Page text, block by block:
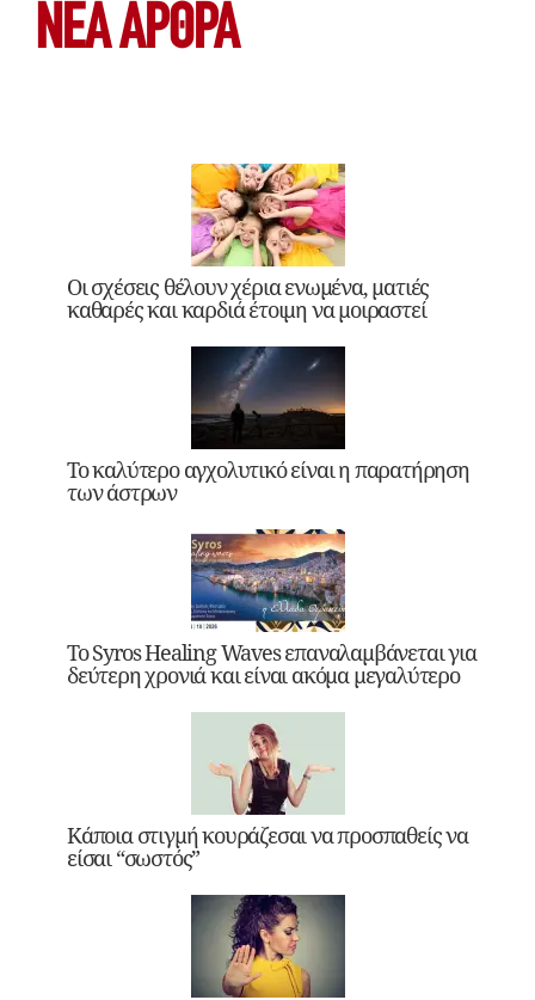
ΝΕΑ ΆΡΘΡΑ
Οι σχέσεις θέλουν χέρια ενωμένα, ματιές
καθαρές και καρδιά έτοιμη να μοιραστεί
Το καλύτερο αγχολυτικό είναι η παρατήρηση
των άστρων
Το Syros Healing Waves επαναλαμβάνεται για
δεύτερη χρονιά και είναι ακόμα μεγαλύτερο
Κάποια στιγμή κουράζεσαι να προσπαθείς να
είσαι “σωστός”